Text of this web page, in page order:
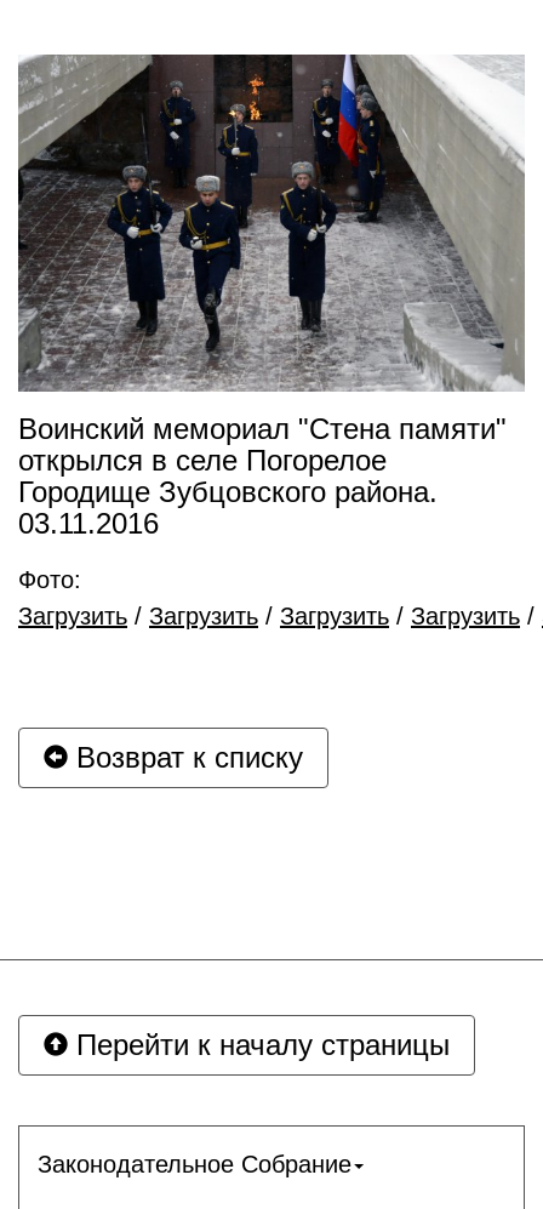
Воинский мемориал "Стена памяти"
открылся в селе Погорелое
Городище Зубцовского района.
03.11.2016
Фото:
Загрузить / Загрузить / Загрузить / Загрузить /
Возврат к списку
Перейти к началу страницы
Законодательное Собрание